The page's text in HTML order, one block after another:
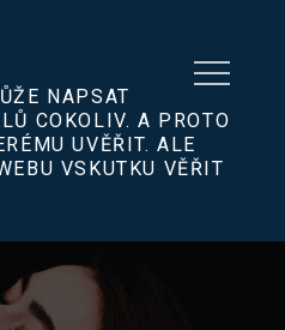
NAPSAT
COKOLIV. A PROTO
UVĚŘIT. ALE
VSKUTKU VĚŘIT